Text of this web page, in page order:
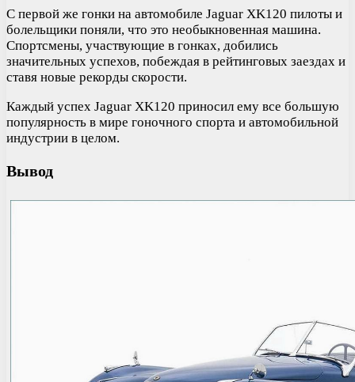
С первой же гонки на автомобиле Jaguar XK120 пилоты и
болельщики поняли, что это необыкновенная машина.
Спортсмены, участвующие в гонках, добились
значительных успехов, побеждая в рейтинговых заездах и
ставя новые рекорды скорости.
Каждый успех Jaguar XK120 приносил ему все большую
популярность в мире гоночного спорта и автомобильной
индустрии в целом.
Вывод